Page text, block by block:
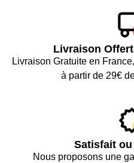
Livraison
Livraison Gratuite en
à partir de 29€
Satisfait
Nous proposons une